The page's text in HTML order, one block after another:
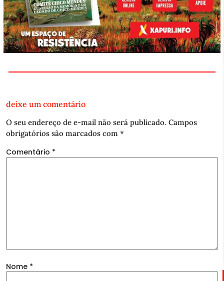
deixe um comentário
O seu endereço de e-mail não será publicado. Campos
obrigatórios são marcados com *
Comentário *
Nome *